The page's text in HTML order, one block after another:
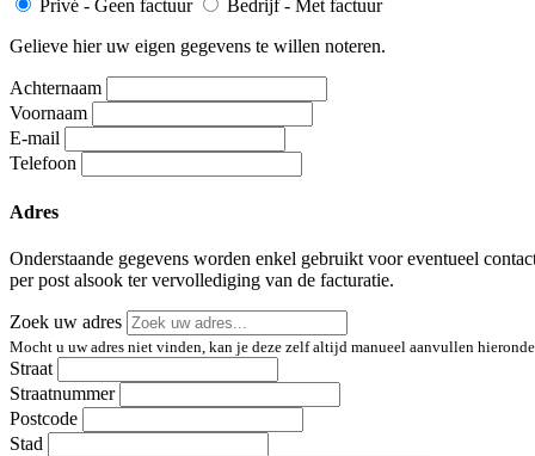
Privé - Geen factuur
Bedrijf - Met factuur
Gelieve hier uw eigen gegevens te willen noteren.
Achternaam
Voornaam
E-mail
Telefoon
Adres
Onderstaande gegevens worden enkel gebruikt voor eventueel
per post alsook ter vervollediging van de facturatie.
Zoek uw adres
Mocht u uw adres niet vinden, kan je deze zelf altijd manueel aanvullen
Straat
Straatnummer
Postcode
Stad